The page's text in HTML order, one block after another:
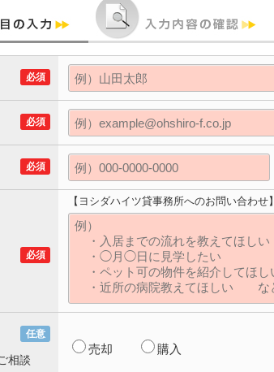
必須
必須
必須
必須
【ヨシダハイツ貸事務所へのお問い合わせ】
任意
相談
売却 購入